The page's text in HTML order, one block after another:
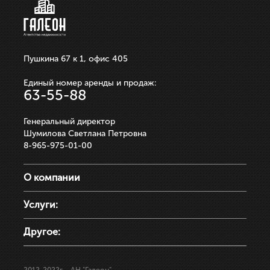
Пушкина 67 к 1, офис 405
Единый номер аренды и продаж:
63-55-88
Генеральный директор
Шумилова Светлана Петровна
8-965-975-01-00
О компании
Услуги:
Другое: